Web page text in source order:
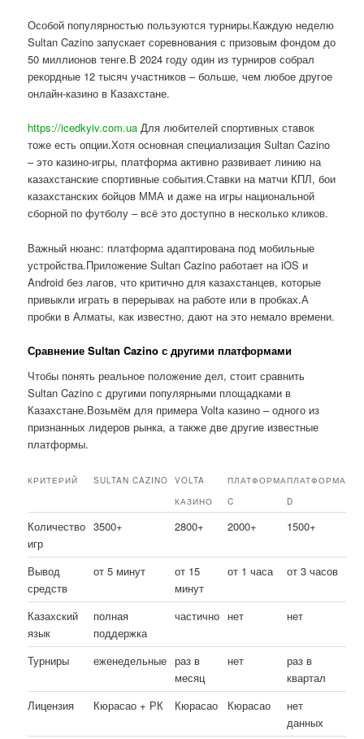
Особой популярностью пользуются турниры.Каждую неделю
Sultan Cazino запускает соревнования с призовым фондом до
50 миллионов тенге.В 2024 году один из турниров собрал
рекордные 12 тысяч участников – больше, чем любое другое
онлайн-казино в Казахстане.
https://icedkyiv.com.ua Для любителей спортивных ставок
тоже есть опции.Хотя основная специализация Sultan Cazino
– это казино-игры, платформа активно развивает линию на
казахстанские спортивные события.Ставки на матчи КПЛ, бои
казахстанских бойцов ММА и даже на игры национальной
сборной по футболу – всё это доступно в несколько кликов.
Важный нюанс: платформа адаптирована под мобильные
устройства.Приложение Sultan Cazino работает на iOS и
Android без лагов, что критично для казахстанцев, которые
привыкли играть в перерывах на работе или в пробках.А
пробки в Алматы, как известно, дают на это немало времени.
Сравнение Sultan Cazino с другими платформами
Чтобы понять реальное положение дел, стоит сравнить
Sultan Cazino с другими популярными площадками в
Казахстане.Возьмём для примера Volta казино – одного из
признанных лидеров рынка, а также две другие известные
платформы.
КРИТЕРИЙ SULTAN CAZINO
VOLTA
КАЗИНО
ПЛАТФОРМА
C
ПЛАТФОРМА
D
Количество
игр
3500+ 2800+ 2000+ 1500+
Вывод
средств
от 5 минут
от 15
минут
от 1 часа от 3 часов
Казахский
язык
полная
поддержка
частично нет нет
Турниры еженедельные раз в
месяц
нет
раз в
квартал
Лицензия
Кюрасао + РК Кюрасао Кюрасао
нет
данных